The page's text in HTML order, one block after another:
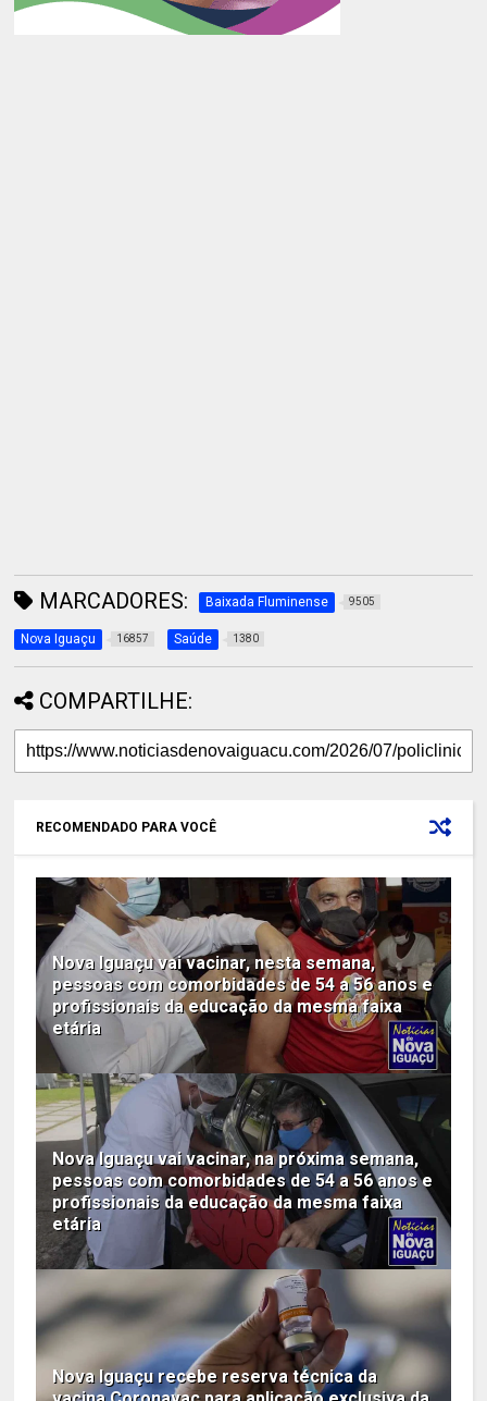
MARCADORES: Baixada Fluminense 9505
Nova Iguaçu 16857 Saúde 1380
COMPARTILHE:
RECOMENDADO PARA VOCÊ
Nova Iguaçu vai vacinar, nesta semana,
pessoas com comorbidades de 54 a 56 anos e
profissionais da educação da mesma faixa
etária
Nova Iguaçu vai vacinar, na próxima semana,
pessoas com comorbidades de 54 a 56 anos e
profissionais da educação da mesma faixa
etária
Nova Iguaçu recebe reserva técnica da